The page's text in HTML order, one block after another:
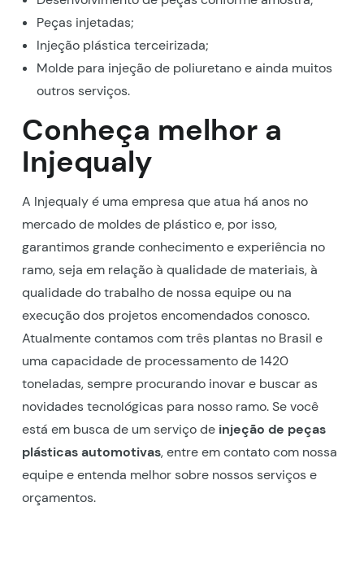
Peças injetadas;
Injeção plástica terceirizada;
Molde para injeção de poliuretano e ainda muitos
outros serviços.
Conheça melhor a
Injequaly
A Injequaly é uma empresa que atua há anos no
mercado de moldes de plástico e, por isso,
garantimos grande conhecimento e experiência no
ramo, seja em relação à qualidade de materiais, à
qualidade do trabalho de nossa equipe ou na
execução dos projetos encomendados conosco.
Atualmente contamos com três plantas no Brasil e
uma capacidade de processamento de 1420
toneladas, sempre procurando inovar e buscar as
novidades tecnológicas para nosso ramo. Se você
está em busca de um serviço de injeção de peças
plásticas automotivas, entre em contato com nossa
equipe e entenda melhor sobre nossos serviços e
orçamentos.